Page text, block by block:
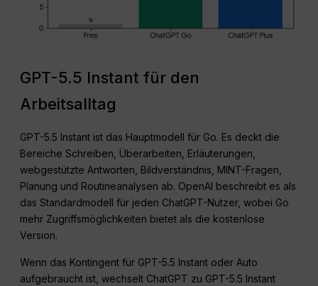
GPT-5.5 Instant für den
Arbeitsalltag
GPT-5.5 Instant ist das Hauptmodell für Go. Es deckt die
Bereiche Schreiben, Überarbeiten, Erläuterungen,
webgestützte Antworten, Bildverständnis, MINT-Fragen,
Planung und Routineanalysen ab. OpenAI beschreibt es als
das Standardmodell für jeden ChatGPT-Nutzer, wobei Go
mehr Zugriffsmöglichkeiten bietet als die kostenlose
Version.
Wenn das Kontingent für GPT-5.5 Instant oder Auto
aufgebraucht ist, wechselt ChatGPT zu GPT-5.5 Instant